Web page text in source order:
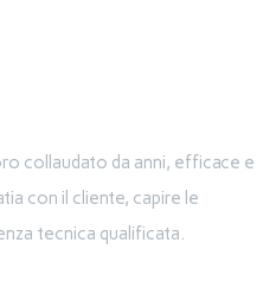
collaudato da anni, efficace e
con il cliente, capire le
tecnica qualificata.